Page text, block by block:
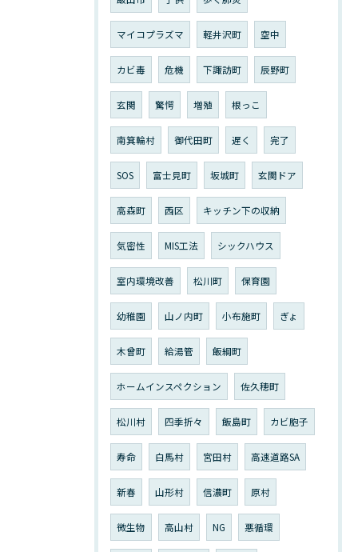
マイコプラズマ 軽井沢町 空中
カビ毒 危機 下諏訪町 辰野町
玄関 驚愕 増殖 根っこ
南箕輪村 御代田町 遅く 完了
SOS 富士見町 坂城町 玄関ドア
高森町 西区 キッチン下の収納
気密性 MIS工法 シックハウス
室内環境改善 松川町 保育園
幼稚園 山ノ内町 小布施町 ぎょ
木曾町 給湯管 飯綱町
ホームインスペクション 佐久穂町
松川村 四季折々 飯島町 カビ胞子
寿命 白馬村 宮田村 高速道路SA
新春 山形村 信濃町 原村
微生物 高山村 NG 悪循環